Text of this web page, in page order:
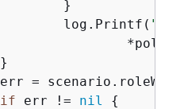
			log.Printf(
if err != nil
{